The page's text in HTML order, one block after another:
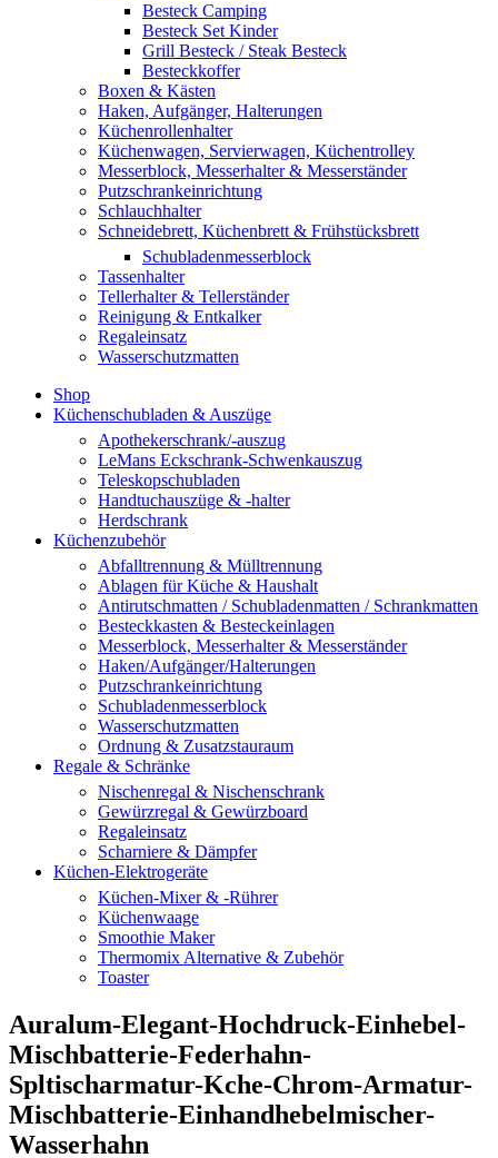
Besteck Camping
Besteck Set Kinder
Grill Besteck / Steak Besteck
Besteckkoffer
Boxen & Kästen
Haken, Aufgänger, Halterungen
Küchenrollenhalter
Küchenwagen, Servierwagen, Küchentrolley
Messerblock, Messerhalter & Messerständer
Putzschrankeinrichtung
Schlauchhalter
Schneidebrett, Küchenbrett & Frühstücksbrett
Schubladenmesserblock
Tassenhalter
Tellerhalter & Tellerständer
Reinigung & Entkalker
Regaleinsatz
Wasserschutzmatten
Shop
Küchenschubladen & Auszüge
Apothekerschrank/-auszug
LeMans Eckschrank-Schwenkauszug
Teleskopschubladen
Handtuchauszüge & -halter
Herdschrank
Küchenzubehör
Abfalltrennung & Mülltrennung
Ablagen für Küche & Haushalt
Antirutschmatten / Schubladenmatten / Schrankmatten
Besteckkasten & Besteckeinlagen
Messerblock, Messerhalter & Messerständer
Haken/Aufgänger/Halterungen
Putzschrankeinrichtung
Schubladenmesserblock
Wasserschutzmatten
Ordnung & Zusatzstauraum
Regale & Schränke
Nischenregal & Nischenschrank
Gewürzregal & Gewürzboard
Regaleinsatz
Scharniere & Dämpfer
Küchen-Elektrogeräte
Küchen-Mixer & -Rührer
Küchenwaage
Smoothie Maker
Thermomix Alternative & Zubehör
Toaster
Auralum-Elegant-Hochdruck-Einhebel-
Mischbatterie-Federhahn-
Spltischarmatur-Kche-Chrom-Armatur-
Mischbatterie-Einhandhebelmischer-
Wasserhahn